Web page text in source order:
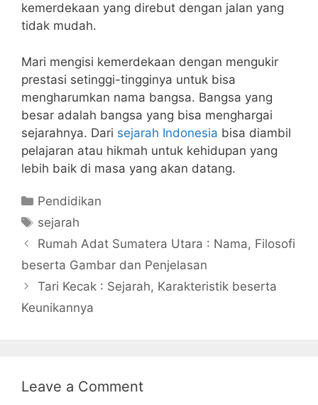
kemerdekaan yang direbut dengan jalan yang
tidak mudah.
Mari mengisi kemerdekaan dengan mengukir
prestasi setinggi-tingginya untuk bisa
mengharumkan nama bangsa. Bangsa yang
besar adalah bangsa yang bisa menghargai
sejarahnya. Dari sejarah Indonesia bisa diambil
pelajaran atau hikmah untuk kehidupan yang
lebih baik di masa yang akan datang.
Categories
Pendidikan
Tags
sejarah
Rumah Adat Sumatera Utara : Nama, Filosofi
beserta Gambar dan Penjelasan
Tari Kecak : Sejarah, Karakteristik beserta
Keunikannya
Leave a Comment